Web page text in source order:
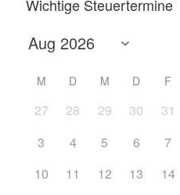
Wichtige Steuertermine
M D M D F
27 28 29 30 31
3
4 5 6 7
10
11 12 13 14